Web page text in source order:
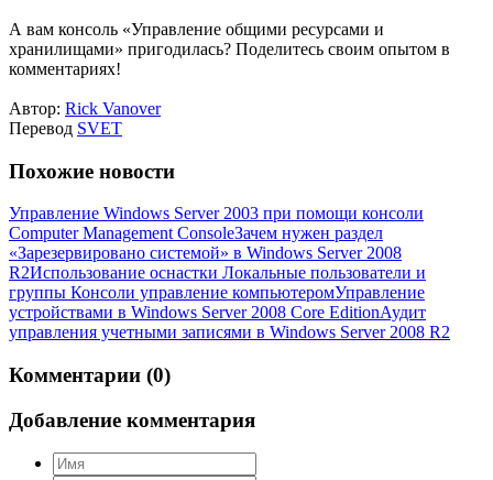
А вам консоль «Управление общими ресурсами и
хранилищами» пригодилась? Поделитесь своим опытом в
комментариях!
Автор: Rick Vanover
Перевод SVET
Похожие новости
Управление Windows Server 2003 при помощи консоли
Computer Management ConsoleЗачем нужен раздел
«Зарезервировано системой» в Windows Server 2008
R2Использование оснастки Локальные пользователи и
группы Консоли управление компьютеромУправление
устройствами в Windows Server 2008 Core EditionАудит
управления учетными записями в Windows Server 2008 R2
Комментарии (0)
Добавление комментария